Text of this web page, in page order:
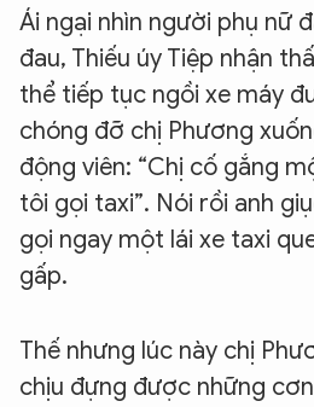
Ái ngại nhìn người phụ nữ
đau, Thiếu úy Tiệp nhận
thể tiếp tục ngồi xe máy
chóng đỡ chị Phương
động viên: “Chị cố gắng
tôi gọi taxi”. Nói rồi anh
gọi ngay một lái xe taxi
gấp.
Thế nhưng lúc này chị
chịu đựng được những